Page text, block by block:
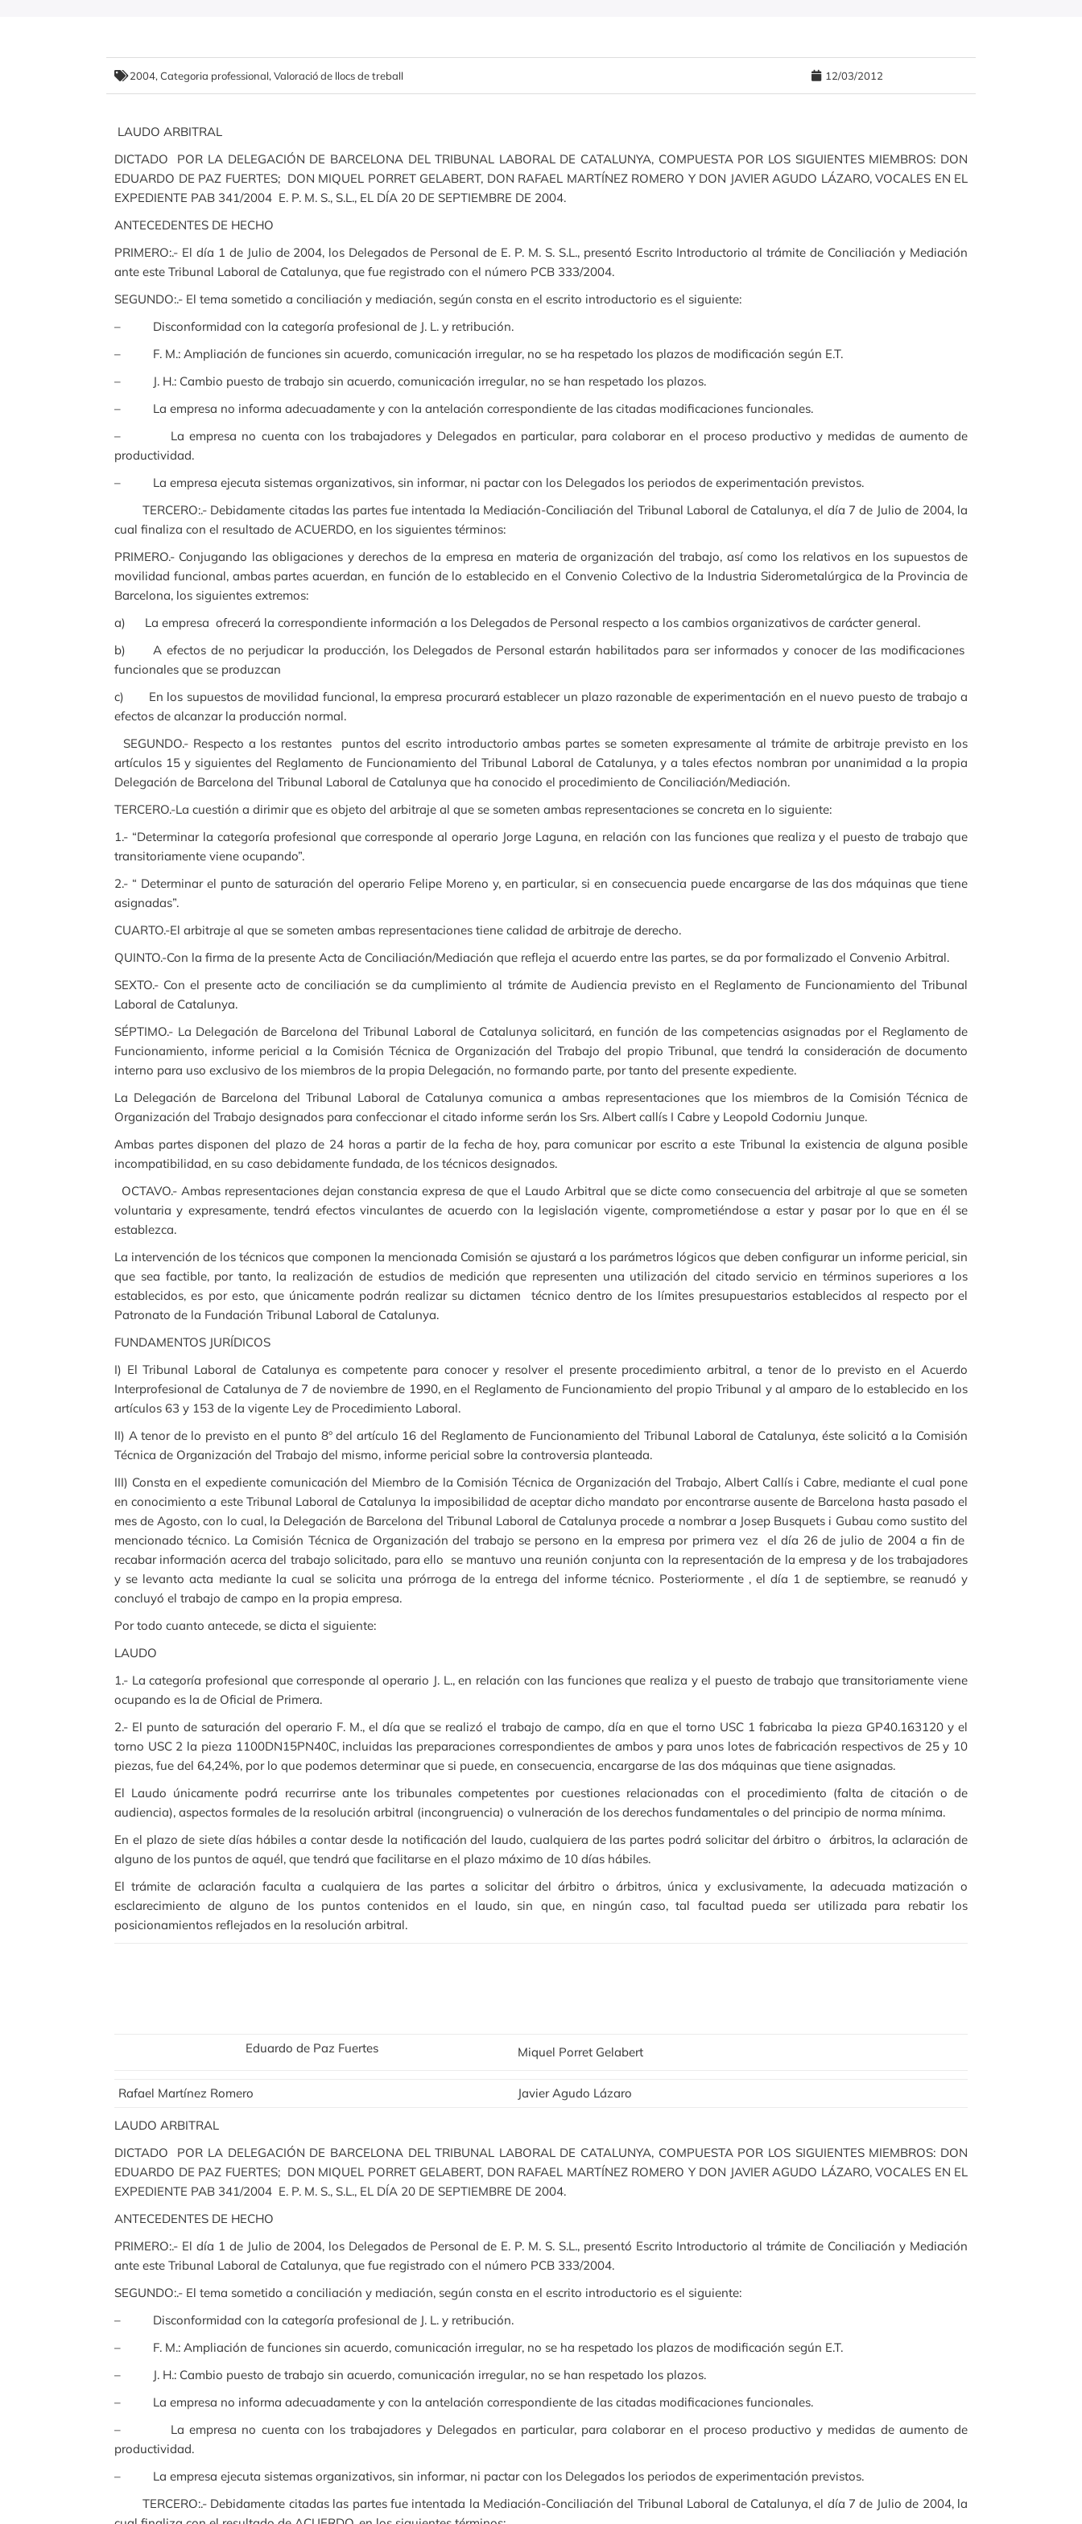
2004, Categoria professional, Valoració de llocs de treball 12/03/2012
LAUDO ARBITRAL
DICTADO POR LA DELEGACIÓN DE BARCELONA DEL TRIBUNAL LABORAL DE CATALUNYA, COMPUESTA POR LOS SIGUIENTES MIEMBROS: DON
EDUARDO DE PAZ FUERTES; DON MIQUEL PORRET GELABERT, DON RAFAEL MARTÍNEZ ROMERO Y DON JAVIER AGUDO LÁZARO, VOCALES EN EL
EXPEDIENTE PAB 341/2004 E. P. M. S., S.L., EL DÍA 20 DE SEPTIEMBRE DE 2004.
ANTECEDENTES DE HECHO
PRIMERO:.- El día 1 de Julio de 2004, los Delegados de Personal de E. P. M. S. S.L., presentó Escrito Introductorio al trámite de Conciliación y Mediación
ante este Tribunal Laboral de Catalunya, que fue registrado con el número PCB 333/2004.
SEGUNDO:.- El tema sometido a conciliación y mediación, según consta en el escrito introductorio es el siguiente:
– Disconformidad con la categoría profesional de J. L. y retribución.
– F. M.: Ampliación de funciones sin acuerdo, comunicación irregular, no se ha respetado los plazos de modificación según E.T.
– J. H.: Cambio puesto de trabajo sin acuerdo, comunicación irregular, no se han respetado los plazos.
– La empresa no informa adecuadamente y con la antelación correspondiente de las citadas modificaciones funcionales.
– La empresa no cuenta con los trabajadores y Delegados en particular, para colaborar en el proceso productivo y medidas de aumento de
productividad.
– La empresa ejecuta sistemas organizativos, sin informar, ni pactar con los Delegados los periodos de experimentación previstos.
TERCERO:.- Debidamente citadas las partes fue intentada la Mediación-Conciliación del Tribunal Laboral de Catalunya, el día 7 de Julio de 2004, la
cual finaliza con el resultado de ACUERDO, en los siguientes términos:
PRIMERO.- Conjugando las obligaciones y derechos de la empresa en materia de organización del trabajo, así como los relativos en los supuestos de
movilidad funcional, ambas partes acuerdan, en función de lo establecido en el Convenio Colectivo de la Industria Siderometalúrgica de la Provincia de
Barcelona, los siguientes extremos:
a) La empresa ofrecerá la correspondiente información a los Delegados de Personal respecto a los cambios organizativos de carácter general.
b) A efectos de no perjudicar la producción, los Delegados de Personal estarán habilitados para ser informados y conocer de las modificaciones
funcionales que se produzcan
c) En los supuestos de movilidad funcional, la empresa procurará establecer un plazo razonable de experimentación en el nuevo puesto de trabajo a
efectos de alcanzar la producción normal.
SEGUNDO.- Respecto a los restantes puntos del escrito introductorio ambas partes se someten expresamente al trámite de arbitraje previsto en los
artículos 15 y siguientes del Reglamento de Funcionamiento del Tribunal Laboral de Catalunya, y a tales efectos nombran por unanimidad a la propia
Delegación de Barcelona del Tribunal Laboral de Catalunya que ha conocido el procedimiento de Conciliación/Mediación.
TERCERO.-La cuestión a dirimir que es objeto del arbitraje al que se someten ambas representaciones se concreta en lo siguiente:
1.- “Determinar la categoría profesional que corresponde al operario Jorge Laguna, en relación con las funciones que realiza y el puesto de trabajo que
transitoriamente viene ocupando”.
2.- “ Determinar el punto de saturación del operario Felipe Moreno y, en particular, si en consecuencia puede encargarse de las dos máquinas que tiene
asignadas”.
CUARTO.-El arbitraje al que se someten ambas representaciones tiene calidad de arbitraje de derecho.
QUINTO.-Con la firma de la presente Acta de Conciliación/Mediación que refleja el acuerdo entre las partes, se da por formalizado el Convenio Arbitral.
SEXTO.- Con el presente acto de conciliación se da cumplimiento al trámite de Audiencia previsto en el Reglamento de Funcionamiento del Tribunal
Laboral de Catalunya.
SÉPTIMO.- La Delegación de Barcelona del Tribunal Laboral de Catalunya solicitará, en función de las competencias asignadas por el Reglamento de
Funcionamiento, informe pericial a la Comisión Técnica de Organización del Trabajo del propio Tribunal, que tendrá la consideración de documento
interno para uso exclusivo de los miembros de la propia Delegación, no formando parte, por tanto del presente expediente.
La Delegación de Barcelona del Tribunal Laboral de Catalunya comunica a ambas representaciones que los miembros de la Comisión Técnica de
Organización del Trabajo designados para confeccionar el citado informe serán los Srs. Albert callís I Cabre y Leopold Codorniu Junque.
Ambas partes disponen del plazo de 24 horas a partir de la fecha de hoy, para comunicar por escrito a este Tribunal la existencia de alguna posible
incompatibilidad, en su caso debidamente fundada, de los técnicos designados.
OCTAVO.- Ambas representaciones dejan constancia expresa de que el Laudo Arbitral que se dicte como consecuencia del arbitraje al que se someten
voluntaria y expresamente, tendrá efectos vinculantes de acuerdo con la legislación vigente, comprometiéndose a estar y pasar por lo que en él se
establezca.
La intervención de los técnicos que componen la mencionada Comisión se ajustará a los parámetros lógicos que deben configurar un informe pericial, sin
que sea factible, por tanto, la realización de estudios de medición que representen una utilización del citado servicio en términos superiores a los
establecidos, es por esto, que únicamente podrán realizar su dictamen técnico dentro de los límites presupuestarios establecidos al respecto por el
Patronato de la Fundación Tribunal Laboral de Catalunya.
FUNDAMENTOS JURÍDICOS
I) El Tribunal Laboral de Catalunya es competente para conocer y resolver el presente procedimiento arbitral, a tenor de lo previsto en el Acuerdo
Interprofesional de Catalunya de 7 de noviembre de 1990, en el Reglamento de Funcionamiento del propio Tribunal y al amparo de lo establecido en los
artículos 63 y 153 de la vigente Ley de Procedimiento Laboral.
II) A tenor de lo previsto en el punto 8º del artículo 16 del Reglamento de Funcionamiento del Tribunal Laboral de Catalunya, éste solicitó a la Comisión
Técnica de Organización del Trabajo del mismo, informe pericial sobre la controversia planteada.
III) Consta en el expediente comunicación del Miembro de la Comisión Técnica de Organización del Trabajo, Albert Callís i Cabre, mediante el cual pone
en conocimiento a este Tribunal Laboral de Catalunya la imposibilidad de aceptar dicho mandato por encontrarse ausente de Barcelona hasta pasado el
mes de Agosto, con lo cual, la Delegación de Barcelona del Tribunal Laboral de Catalunya procede a nombrar a Josep Busquets i Gubau como sustito del
mencionado técnico. La Comisión Técnica de Organización del trabajo se persono en la empresa por primera vez el día 26 de julio de 2004 a fin de
recabar información acerca del trabajo solicitado, para ello se mantuvo una reunión conjunta con la representación de la empresa y de los trabajadores
y se levanto acta mediante la cual se solicita una prórroga de la entrega del informe técnico. Posteriormente , el día 1 de septiembre, se reanudó y
concluyó el trabajo de campo en la propia empresa.
Por todo cuanto antecede, se dicta el siguiente:
LAUDO
1.- La categoría profesional que corresponde al operario J. L., en relación con las funciones que realiza y el puesto de trabajo que transitoriamente viene
ocupando es la de Oficial de Primera.
2.- El punto de saturación del operario F. M., el día que se realizó el trabajo de campo, día en que el torno USC 1 fabricaba la pieza GP40.163120 y el
torno USC 2 la pieza 1100DN15PN40C, incluidas las preparaciones correspondientes de ambos y para unos lotes de fabricación respectivos de 25 y 10
piezas, fue del 64,24%, por lo que podemos determinar que si puede, en consecuencia, encargarse de las dos máquinas que tiene asignadas.
El Laudo únicamente podrá recurrirse ante los tribunales competentes por cuestiones relacionadas con el procedimiento (falta de citación o de
audiencia), aspectos formales de la resolución arbitral (incongruencia) o vulneración de los derechos fundamentales o del principio de norma mínima.
En el plazo de siete días hábiles a contar desde la notificación del laudo, cualquiera de las partes podrá solicitar del árbitro o árbitros, la aclaración de
alguno de los puntos de aquél, que tendrá que facilitarse en el plazo máximo de 10 días hábiles.
El trámite de aclaración faculta a cualquiera de las partes a solicitar del árbitro o árbitros, única y exclusivamente, la adecuada matización o
esclarecimiento de alguno de los puntos contenidos en el laudo, sin que, en ningún caso, tal facultad pueda ser utilizada para rebatir los
posicionamientos reflejados en la resolución arbitral.
Eduardo de Paz Fuertes Miquel Porret Gelabert
Rafael Martínez Romero Javier Agudo Lázaro
LAUDO ARBITRAL
DICTADO POR LA DELEGACIÓN DE BARCELONA DEL TRIBUNAL LABORAL DE CATALUNYA, COMPUESTA POR LOS SIGUIENTES MIEMBROS: DON
EDUARDO DE PAZ FUERTES; DON MIQUEL PORRET GELABERT, DON RAFAEL MARTÍNEZ ROMERO Y DON JAVIER AGUDO LÁZARO, VOCALES EN EL
EXPEDIENTE PAB 341/2004 E. P. M. S., S.L., EL DÍA 20 DE SEPTIEMBRE DE 2004.
ANTECEDENTES DE HECHO
PRIMERO:.- El día 1 de Julio de 2004, los Delegados de Personal de E. P. M. S. S.L., presentó Escrito Introductorio al trámite de Conciliación y Mediación
ante este Tribunal Laboral de Catalunya, que fue registrado con el número PCB 333/2004.
SEGUNDO:.- El tema sometido a conciliación y mediación, según consta en el escrito introductorio es el siguiente:
– Disconformidad con la categoría profesional de J. L. y retribución.
– F. M.: Ampliación de funciones sin acuerdo, comunicación irregular, no se ha respetado los plazos de modificación según E.T.
– J. H.: Cambio puesto de trabajo sin acuerdo, comunicación irregular, no se han respetado los plazos.
– La empresa no informa adecuadamente y con la antelación correspondiente de las citadas modificaciones funcionales.
– La empresa no cuenta con los trabajadores y Delegados en particular, para colaborar en el proceso productivo y medidas de aumento de
productividad.
– La empresa ejecuta sistemas organizativos, sin informar, ni pactar con los Delegados los periodos de experimentación previstos.
TERCERO:.- Debidamente citadas las partes fue intentada la Mediación-Conciliación del Tribunal Laboral de Catalunya, el día 7 de Julio de 2004, la